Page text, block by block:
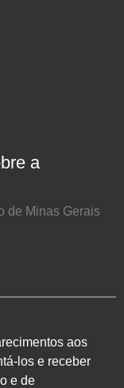
a
de Minas Gerais
aos
los e receber
e de